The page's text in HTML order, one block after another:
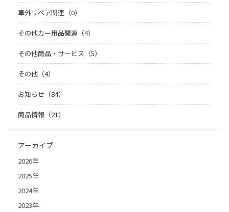
車外リペア関連（0）
その他カー用品関連（4）
その他商品・サービス（5）
その他（4）
お知らせ（84）
商品情報（21）
アーカイブ
2026年
2025年
2024年
2023年